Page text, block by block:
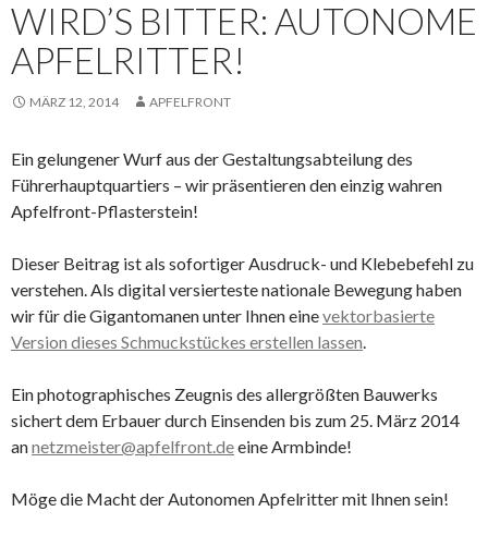
WIRD’S BITTER: AUTONOME
APFELRITTER!
MÄRZ 12, 2014 APFELFRONT
Ein gelungener Wurf aus der Gestaltungsabteilung des
Führerhauptquartiers – wir präsentieren den einzig wahren
Apfelfront-Pflasterstein!
Dieser Beitrag ist als sofortiger Ausdruck- und Klebebefehl zu
verstehen. Als digital versierteste nationale Bewegung haben
wir für die Gigantomanen unter Ihnen einevektorbasierte
Version dieses Schmuckstückes erstellen lassen.
Ein photographisches Zeugnis des allergrößten Bauwerks
sichert dem Erbauer durch Einsenden bis zum 25. März 2014
annetzmeister@apfelfront.deeine Armbinde!
Möge die Macht der Autonomen Apfelritter mit Ihnen sein!